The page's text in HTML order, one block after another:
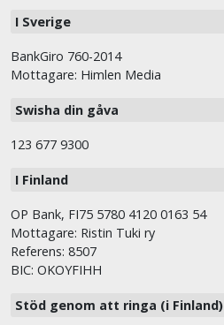
I Sverige
BankGiro 760-2014
Mottagare: Himlen Media
Swisha din gåva
123 677 9300
I Finland
OP Bank, FI75 5780 4120 0163 54
Mottagare: Ristin Tuki ry
Referens: 8507
BIC: OKOYFIHH
Stöd genom att ringa (i Finland)